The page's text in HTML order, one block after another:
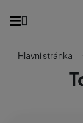
Hlavní stránka